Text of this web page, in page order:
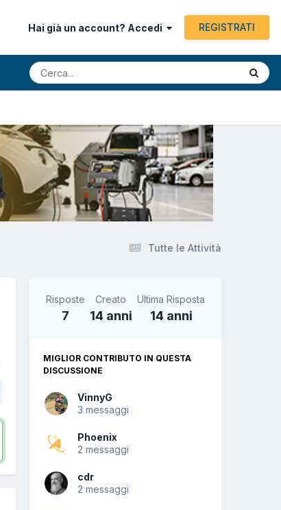
Hai già un account? Accedi REGISTRATI
Tutte le Attività
Risposte
7
Creato
14 anni
Ultima Risposta
14 anni
MIGLIOR CONTRIBUTO IN QUESTA
DISCUSSIONE
VinnyG
3 messaggi
Phoenix
2 messaggi
cdr
2 messaggi